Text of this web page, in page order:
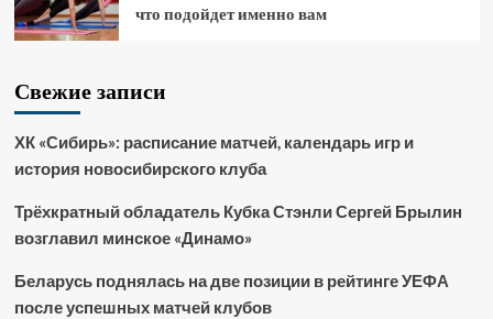
что подойдет именно вам
Свежие записи
ХК «Сибирь»: расписание матчей, календарь игр и
история новосибирского клуба
Трёхкратный обладатель Кубка Стэнли Сергей Брылин
возглавил минское «Динамо»
Беларусь поднялась на две позиции в рейтинге УЕФА
после успешных матчей клубов